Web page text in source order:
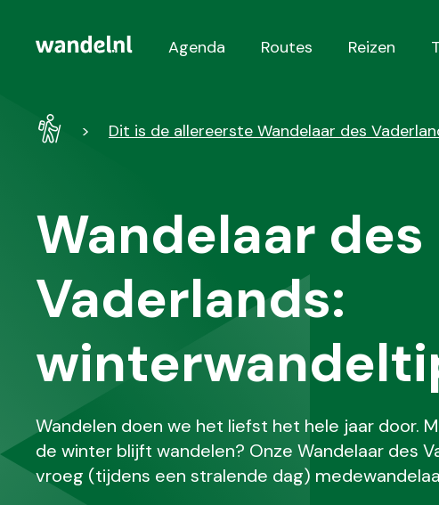
Hoofdnavigatie
Agenda Routes Reizen
WandelDit is de allereerste Wandelaar des
Wandelaar des
Vaderlands:
Wandelen doen we het liefst het hele jaar door.
de winter blijft wandelen? Onze Wandelaar des
vroeg (tijdens een stralende dag)